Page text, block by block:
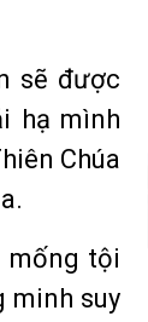
sẽ được
hạ mình
Chúa
mống tội
minh suy